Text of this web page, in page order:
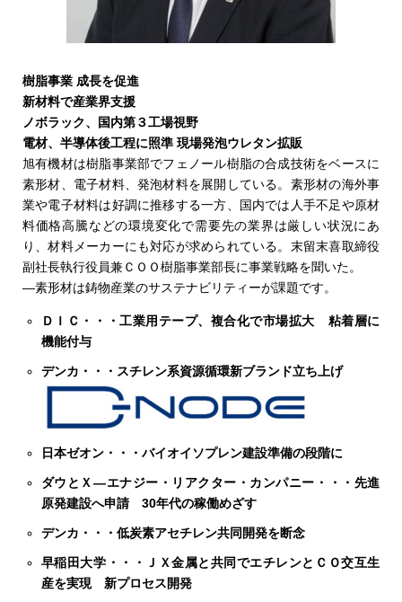
樹脂事業 成長を促進
新材料で産業界支援
ノボラック、国内第３工場視野
電材、半導体後工程に照準 現場発泡ウレタン拡販
旭有機材は樹脂事業部でフェノール樹脂の合成技術をベースに
素形材、電子材料、発泡材料を展開している。素形材の海外事
業や電子材料は好調に推移する一方、国内では人手不足や原材
料価格高騰などの環境変化で需要先の業界は厳しい状況にあ
り、材料メーカーにも対応が求められている。末留末喜取締役
副社長執行役員兼ＣＯＯ樹脂事業部長に事業戦略を聞いた。
―素形材は鋳物産業のサステナビリティーが課題です。
ＤＩＣ・・・工業用テープ、複合化で市場拡大 粘着層に
機能付与
デンカ・・・スチレン系資源循環新ブランド立ち上げ
日本ゼオン・・・バイオイソプレン建設準備の段階に
ダウとＸ―エナジー・リアクター・カンパニー・・・先進
原発建設へ申請 30年代の稼働めざす
デンカ・・・低炭素アセチレン共同開発を断念
早稲田大学・・・ＪＸ金属と共同でエチレンとＣＯ交互生
産を実現 新プロセス開発